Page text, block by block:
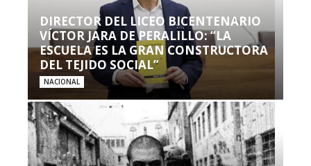
DIRECTOR DEL LICEO BICENTENARIO
VÍCTOR JARA DE PERALILLO: “LA
ESCUELA ES LA GRAN CONSTRUCTORA
DEL TEJIDO SOCIAL”
NACIONAL